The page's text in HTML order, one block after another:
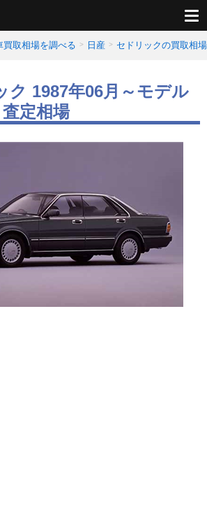
買取相場を調べる 日産 セドリックの買取相
ク 1987年06月～モデル
定相場